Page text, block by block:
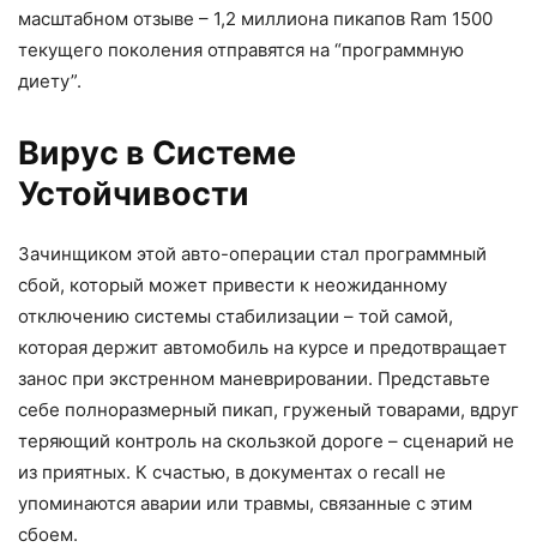
масштабном отзывe – 1,2 миллиона пикапов Ram 1500
текущего поколения отправятся на “программную
диету”.
Вирус в Системе
Устойчивости
Зачинщиком этой авто-операции стал программный
сбой, который может привести к неожиданному
отключению системы стабилизации – той самой,
которая держит автомобиль на курсе и предотвращает
занос при экстренном маневрировании. Представьте
себе полноразмерный пикап, груженый товарами, вдруг
теряющий контроль на скользкой дороге – сценарий не
из приятных. К счастью, в документах о recall не
упоминаются аварии или травмы, связанные с этим
сбоем.